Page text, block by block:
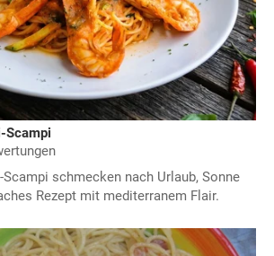
Scampi
schmecken nach Urlaub, Sonne
Rezept mit mediterranem Flair.